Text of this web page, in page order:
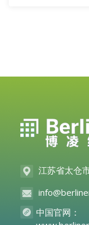
江苏省太仓
中国官网：